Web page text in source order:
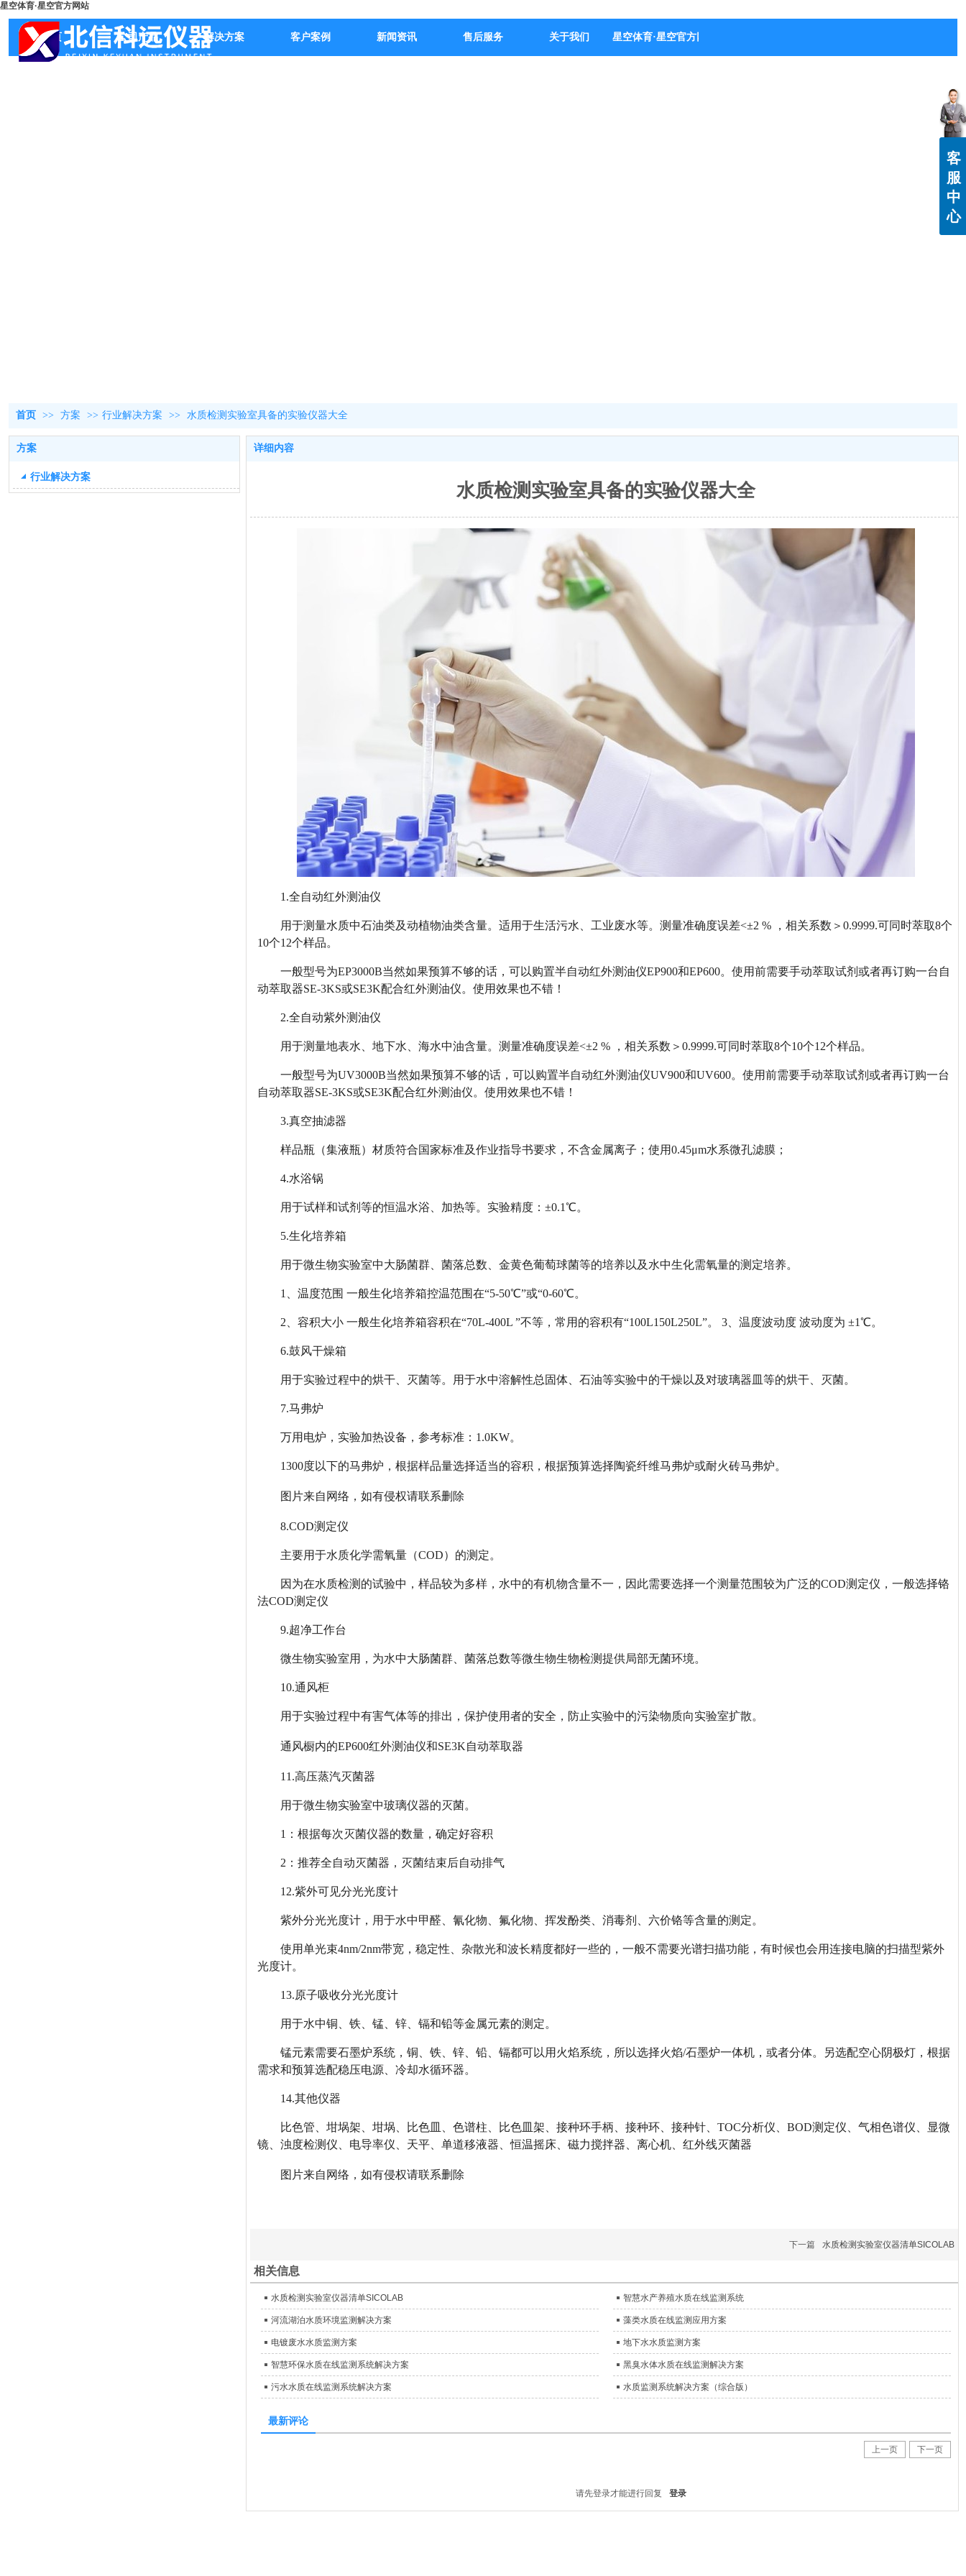
星空体育·星空官方网站
首页 公司产品 解决方案 客户案例 新闻资讯 售后服务 关于我们 星空体育·星空官方网站-星空体育（中国）
首页 >> 方案 >> 行业解决方案 >> 水质检测实验室具备的实验仪器大全
方案
行业解决方案
详细内容
水质检测实验室具备的实验仪器大全
1.全自动红外测油仪
用于测量水质中石油类及动植物油类含量。适用于生活污水、工业废水等。测量准确度误差<±2 % ，相关系数＞0.9999.可同时萃取8个
10个12个样品。
一般型号为EP3000B当然如果预算不够的话，可以购置半自动红外测油仪EP900和EP600。使用前需要手动萃取试剂或者再订购一台自
动萃取器SE-3KS或SE3K配合红外测油仪。使用效果也不错！
2.全自动紫外测油仪
用于测量地表水、地下水、海水中油含量。测量准确度误差<±2 % ，相关系数＞0.9999.可同时萃取8个10个12个样品。
一般型号为UV3000B当然如果预算不够的话，可以购置半自动红外测油仪UV900和UV600。使用前需要手动萃取试剂或者再订购一台
自动萃取器SE-3KS或SE3K配合红外测油仪。使用效果也不错！
3.真空抽滤器
样品瓶（集液瓶）材质符合国家标准及作业指导书要求，不含金属离子；使用0.45μm水系微孔滤膜；
4.水浴锅
用于试样和试剂等的恒温水浴、加热等。实验精度：±0.1℃。
5.生化培养箱
用于微生物实验室中大肠菌群、菌落总数、金黄色葡萄球菌等的培养以及水中生化需氧量的测定培养。
1、温度范围 一般生化培养箱控温范围在“5-50℃”或“0-60℃。
2、容积大小 一般生化培养箱容积在“70L-400L ”不等，常用的容积有“100L150L250L”。 3、温度波动度 波动度为 ±1℃。
6.鼓风干燥箱
用于实验过程中的烘干、灭菌等。用于水中溶解性总固体、石油等实验中的干燥以及对玻璃器皿等的烘干、灭菌。
7.马弗炉
万用电炉，实验加热设备，参考标准：1.0KW。
1300度以下的马弗炉，根据样品量选择适当的容积，根据预算选择陶瓷纤维马弗炉或耐火砖马弗炉。
图片来自网络，如有侵权请联系删除
8.COD测定仪
主要用于水质化学需氧量（COD）的测定。
因为在水质检测的试验中，样品较为多样，水中的有机物含量不一，因此需要选择一个测量范围较为广泛的COD测定仪，一般选择铬
法COD测定仪
9.超净工作台
微生物实验室用，为水中大肠菌群、菌落总数等微生物生物检测提供局部无菌环境。
10.通风柜
用于实验过程中有害气体等的排出，保护使用者的安全，防止实验中的污染物质向实验室扩散。
通风橱内的EP600红外测油仪和SE3K自动萃取器
11.高压蒸汽灭菌器
用于微生物实验室中玻璃仪器的灭菌。
1：根据每次灭菌仪器的数量，确定好容积
2：推荐全自动灭菌器，灭菌结束后自动排气
12.紫外可见分光光度计
紫外分光光度计，用于水中甲醛、氰化物、氟化物、挥发酚类、消毒剂、六价铬等含量的测定。
使用单光束4nm/2nm带宽，稳定性、杂散光和波长精度都好一些的，一般不需要光谱扫描功能，有时候也会用连接电脑的扫描型紫外
光度计。
13.原子吸收分光光度计
用于水中铜、铁、锰、锌、镉和铅等金属元素的测定。
锰元素需要石墨炉系统，铜、铁、锌、铅、镉都可以用火焰系统，所以选择火焰/石墨炉一体机，或者分体。另选配空心阴极灯，根据
需求和预算选配稳压电源、冷却水循环器。
14.其他仪器
比色管、坩埚架、坩埚、比色皿、色谱柱、比色皿架、接种环手柄、接种环、接种针、TOC分析仪、BOD测定仪、气相色谱仪、显微
镜、浊度检测仪、电导率仪、天平、单道移液器、恒温摇床、磁力搅拌器、离心机、红外线灭菌器
图片来自网络，如有侵权请联系删除
下一篇 水质检测实验室仪器清单SICOLAB
相关信息
水质检测实验室仪器清单SICOLAB 智慧水产养殖水质在线监测系统
河流湖泊水质环境监测解决方案 藻类水质在线监测应用方案
电镀废水水质监测方案 地下水水质监测方案
智慧环保水质在线监测系统解决方案 黑臭水体水质在线监测解决方案
污水水质在线监测系统解决方案 水质监测系统解决方案（综合版）
最新评论
上一页 下一页
请先登录才能进行回复 登录
客
服
中
心